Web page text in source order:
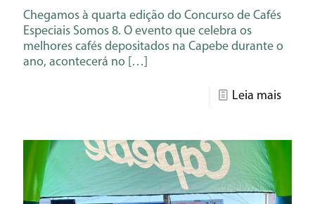
Chegamos à quarta edição do Concurso de Cafés
Especiais Somos 8. O evento que celebra os
melhores cafés depositados na Capebe durante o
ano, acontecerá no […]
Leia mais